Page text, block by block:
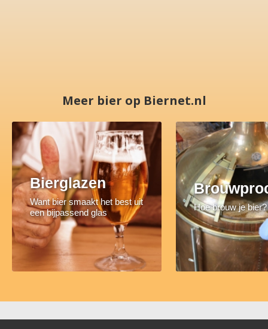
Meer bier op Biernet.nl
Bierglazen
Want bier smaakt het best uit
een bijpassend glas
Hoe brouw je bier?